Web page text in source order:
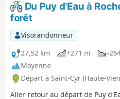
Du Puy d'Eau à
forêt
Visorandonneur
27,52 km
+271 m -
Moyenne
Départ à Saint-Cyr (Haute-
Aller-retour au départ de Puy